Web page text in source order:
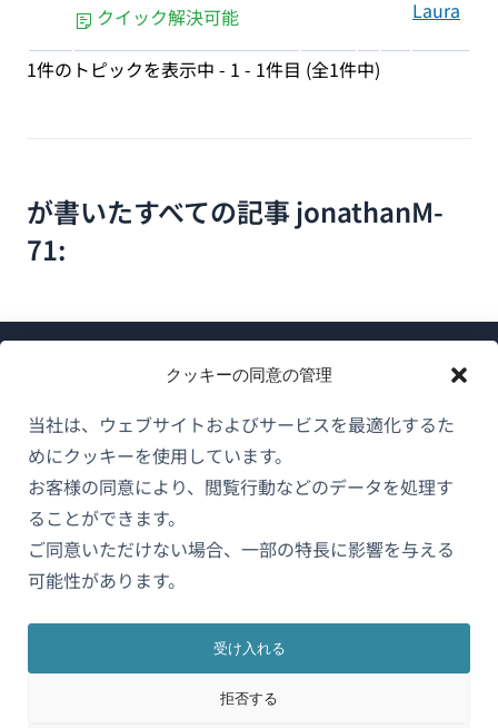
クッキーの同意の管理
当社は、ウェブサイトおよびサービスを最適化するた
めにクッキーを使用しています。
お客様の同意により、閲覧行動などのデータを処理す
ることができます。
ご同意いただけない場合、一部の特長に影響を与える
可能性があります。
受け入れる
拒否する
クイック解決可能
Laura
1件のトピックを表示中 - 1 - 1件目 (全1件中)
が書いたすべての記事 jonathanM-
71:
日本語
WPMLについて
GDPRおよびプライバシーポリシー
チームに参加（新
ィ
し
い
ウ
ィ
し
い
ウ
ィ
し
ウ